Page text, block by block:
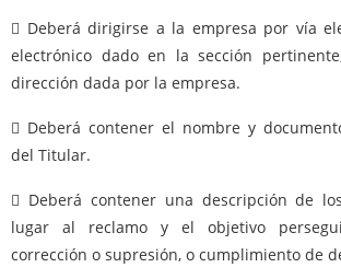
 Deberá dirigirse a la empresa por vía
electrónico dado en la sección
dirección dada por la empresa.
 Deberá contener el nombre y
del Titular.
 Deberá contener una descripción de
lugar al reclamo y el objetivo
corrección o supresión, o cumplimiento de